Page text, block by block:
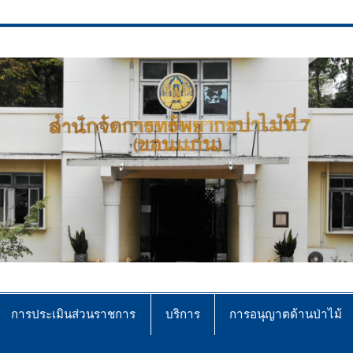
การประเมินส่วนราชการ บริการ การอนุญาตด้านป่าไม้